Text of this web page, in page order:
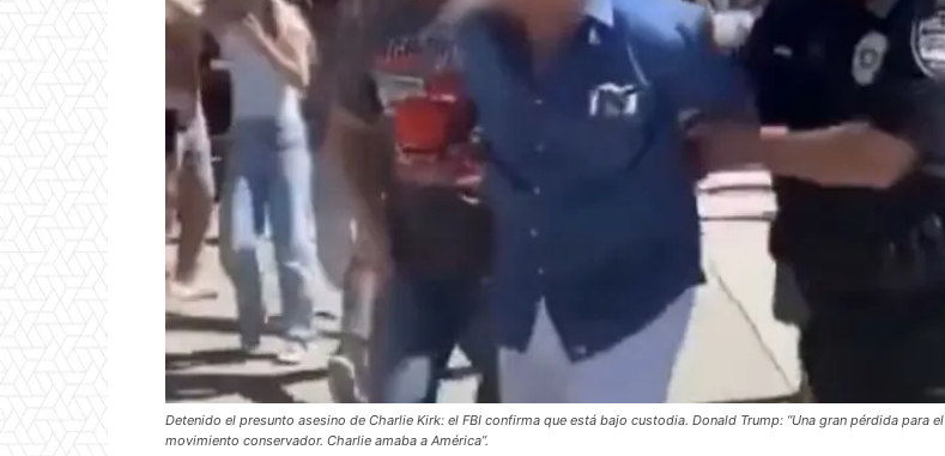
Detenido el presunto asesino de Charlie Kirk: el FBI confirma que está bajo custodia. Donald Trump: “Una gran pérdida para el
movimiento conservador. Charlie amaba a América”.